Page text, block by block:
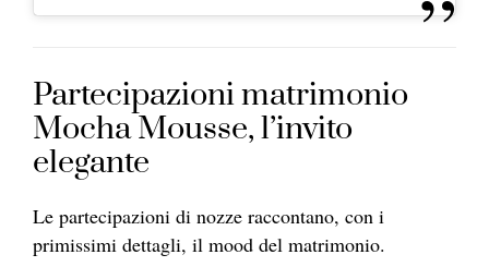
Partecipazioni matrimonio
Mocha Mousse, l’invito
elegante
Le partecipazioni di nozze raccontano, con i
primissimi dettagli, il mood del matrimonio.